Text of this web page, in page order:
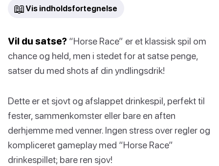
📖 Vis indholdsfortegnelse
Vil du satse? “Horse Race” er et klassisk spil om
chance og held, men i stedet for at satse penge,
satser du med shots af din yndlingsdrik!
Dette er et sjovt og afslappet drinkespil, perfekt til
fester, sammenkomster eller bare en aften
derhjemme med venner. Ingen stress over regler og
kompliceret gameplay med “Horse Race”
drinkespillet; bare ren sjov!